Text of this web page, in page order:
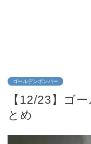
ゴールデンボンバー
【12/23】ゴ
とめ